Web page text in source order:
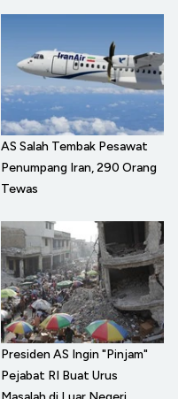
AS Salah Tembak Pesawat
Penumpang Iran, 290 Orang
Tewas
Presiden AS Ingin "Pinjam"
Pejabat RI Buat Urus